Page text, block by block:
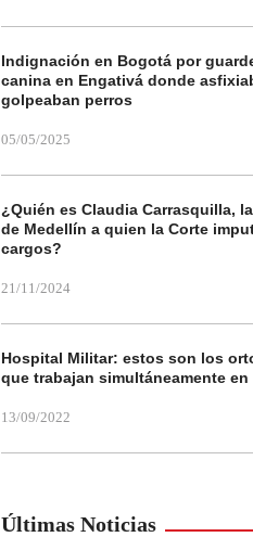
Indignación en Bogotá por
canina en Engativá donde
golpeaban perros
05/05/2025
¿Quién es Claudia Carrasquilla,
de Medellín a quien la Corte
cargos?
21/11/2024
Hospital Militar: estos son los
que trabajan simultáneamente en
13/09/2022
Últimas Noticias